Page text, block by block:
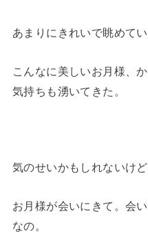
あまりにきれいで眺めて
こんなに美しいお月様、
気持ちも湧いてきた。
気のせいかもしれないけど
お月様が会いにきて。会
なの。